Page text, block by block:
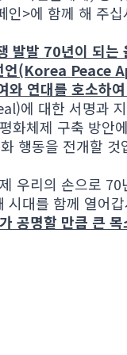
인>에 함께 해 주십
발발 70년이 되는
언(Korea Peace
와 연대를 호소하
에 대한 서명과
화체제 구축 방안
행동을 전개할 것
우리의 손으로 70
시대를 함께 열어
공명할 만큼 큰 목